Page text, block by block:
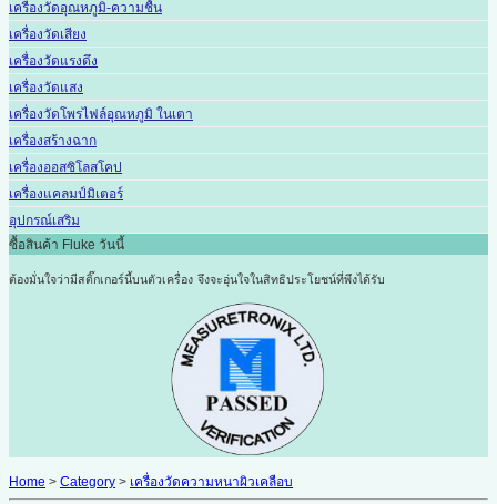
เครื่องวัดอุณหภูมิ-ความชื้น
เครื่องวัดเสียง
เครื่องวัดแรงดึง
เครื่องวัดแสง
เครื่องวัดโพรไฟล์อุณหภูมิ ในเตา
เครื่องสร้างฉาก
เครื่องออสซิโลสโคป
เครื่องแคลมป์มิเตอร์
อุปกรณ์เสริม
ซื้อสินค้า Fluke วันนี้
ต้องมั่นใจว่ามีสติ๊กเกอร์นี้บนตัวเครื่อง จึงจะอุ่นใจในสิทธิประโยชน์ที่พึงได้รับ
Home > Category > เครื่องวัดความหนาผิวเคลือบ